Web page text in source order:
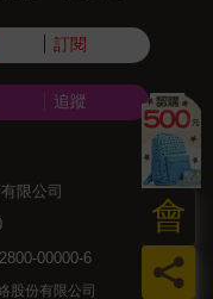
員
會
訂閱
追蹤
限公司
00000-6
股份有限公司